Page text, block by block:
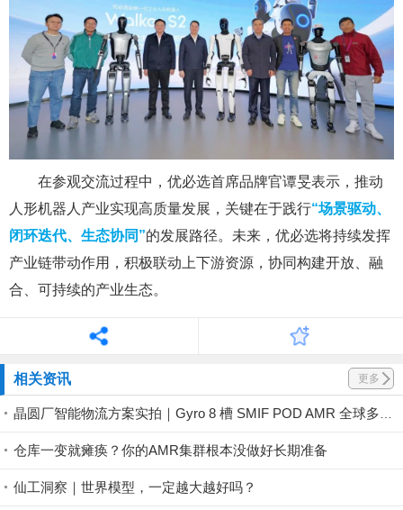
在参观交流过程中，优必选首席品牌官谭旻表示，推动
人形机器人产业实现高质量发展，关键在于践行“场景驱动、
闭环迭代、生态协同”的发展路径。未来，优必选将持续发挥
产业链带动作用，积极联动上下游资源，协同构建开放、融
合、可持续的产业生态。
相关资讯 更多
晶圆厂智能物流方案实拍｜Gyro 8 槽 SMIF POD AMR 全球多地稳定落地
仓库一变就瘫痪？你的AMR集群根本没做好长期准备
仙工洞察｜世界模型，一定越大越好吗？